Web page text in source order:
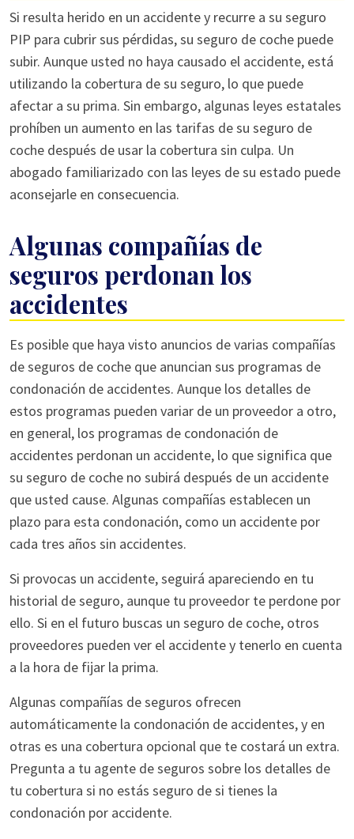
Si resulta herido en un accidente y recurre a su seguro
PIP para cubrir sus pérdidas, su seguro de coche puede
subir. Aunque usted no haya causado el accidente, está
utilizando la cobertura de su seguro, lo que puede
afectar a su prima. Sin embargo, algunas leyes estatales
prohíben un aumento en las tarifas de su seguro de
coche después de usar la cobertura sin culpa. Un
abogado familiarizado con las leyes de su estado puede
aconsejarle en consecuencia.
Algunas compañías de
seguros perdonan los
accidentes
Es posible que haya visto anuncios de varias compañías
de seguros de coche que anuncian sus programas de
condonación de accidentes. Aunque los detalles de
estos programas pueden variar de un proveedor a otro,
en general, los programas de condonación de
accidentes perdonan un accidente, lo que significa que
su seguro de coche no subirá después de un accidente
que usted cause. Algunas compañías establecen un
plazo para esta condonación, como un accidente por
cada tres años sin accidentes.
Si provocas un accidente, seguirá apareciendo en tu
historial de seguro, aunque tu proveedor te perdone por
ello. Si en el futuro buscas un seguro de coche, otros
proveedores pueden ver el accidente y tenerlo en cuenta
a la hora de fijar la prima.
Algunas compañías de seguros ofrecen
automáticamente la condonación de accidentes, y en
otras es una cobertura opcional que te costará un extra.
Pregunta a tu agente de seguros sobre los detalles de
tu cobertura si no estás seguro de si tienes la
condonación por accidente.